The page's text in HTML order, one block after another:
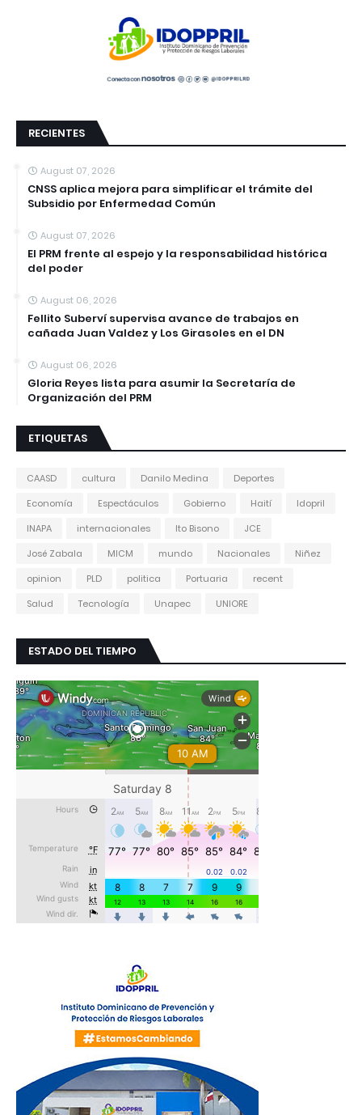
RECIENTES
August 07, 2026
CNSS aplica mejora para simplificar el trámite del
Subsidio por Enfermedad Común
August 07, 2026
El PRM frente al espejo y la responsabilidad histórica
del poder
August 06, 2026
Fellito Suberví supervisa avance de trabajos en
cañada Juan Valdez y Los Girasoles en el DN
August 06, 2026
Gloria Reyes lista para asumir la Secretaría de
Organización del PRM
ETIQUETAS
CAASD cultura Danilo Medina
Deportes
Economía
Espectáculos Gobierno Haití
Idopril
INAPA
internacionales Ito Bisono
JCE
José Zabala
MICM mundo Nacionales
Niñez
opinion
PLD politica Portuaria
recent
Salud
Tecnología Unapec UNIORE
ESTADO DEL TIEMPO